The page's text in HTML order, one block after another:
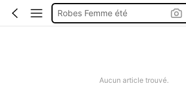
Robes Femme été
Aucun article trouvé.